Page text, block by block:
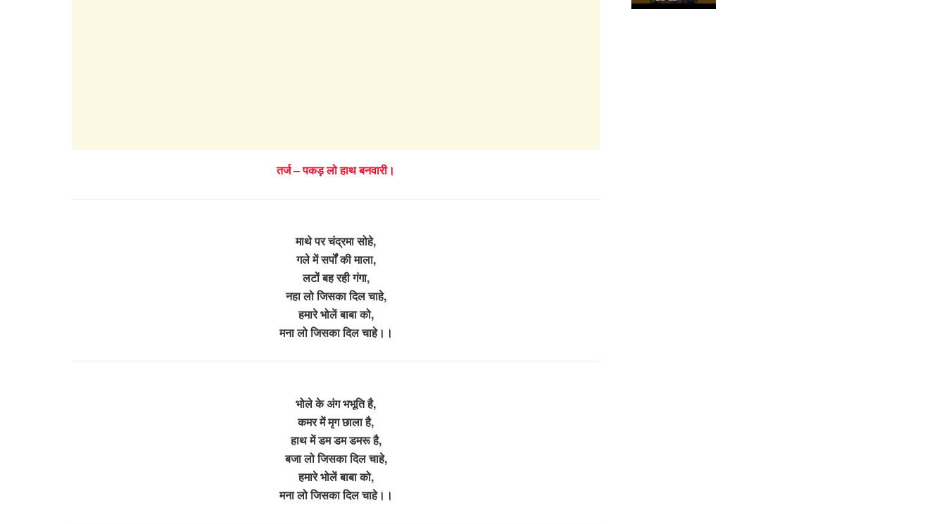
तर्ज – पकड़ लो हाथ बनवारी।
माथे पर चंद्रमा सोहे,
गले में सर्पों की माला,
लटों बह रही गंगा,
नहा लो जिसका दिल चाहे,
हमारे भोलें बाबा को,
मना लो जिसका दिल चाहे।।
भोले के अंग भभूति है,
कमर में मृग छाला है,
हाथ में डम डम डमरू है,
बजा लो जिसका दिल चाहे,
हमारे भोलें बाबा को,
मना लो जिसका दिल चाहे।।